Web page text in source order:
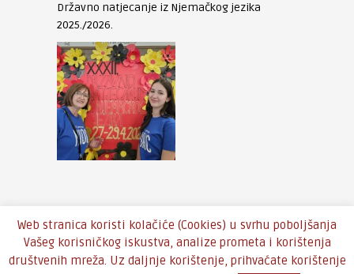
Državno natjecanje iz Njemačkog jezika
2025./2026.
Copyright © 2016 - Theme by An-Themes
Web stranica koristi kolačiće (Cookies) u svrhu poboljšanja
Vašeg korisničkog iskustva, analize prometa i korištenja
društvenih mreža. Uz daljnje korištenje, prihvaćate korištenje